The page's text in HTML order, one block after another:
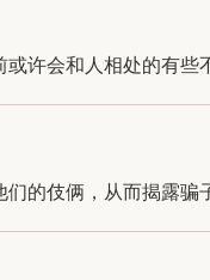
许会和人相处的有些
的伎俩，从而揭露